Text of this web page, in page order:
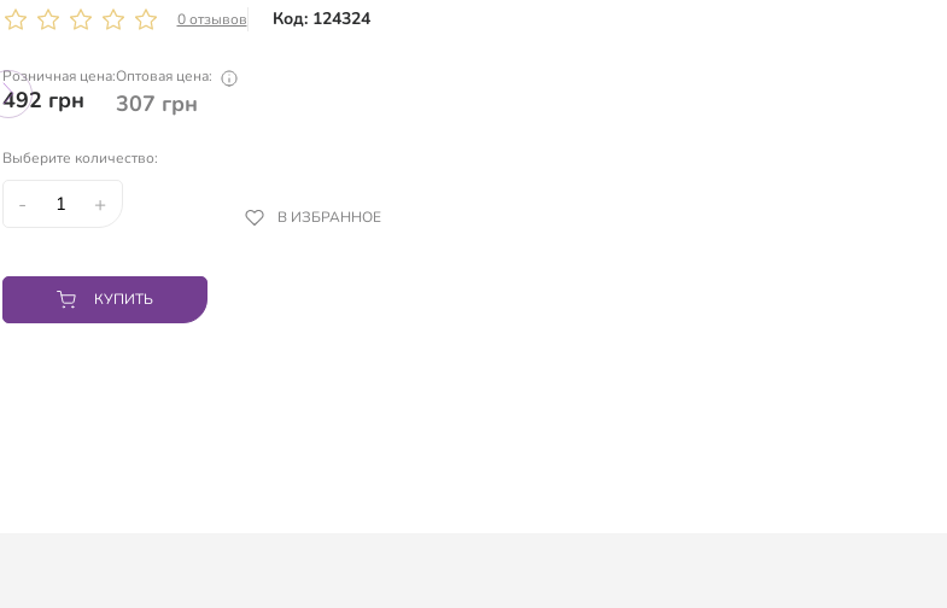
0 отзывов Код: 124324
Розничная цена:
492 грн
Оптовая цена:
307 грн
Выберите количество:
- + В ИЗБРАННОЕ
КУПИТЬ